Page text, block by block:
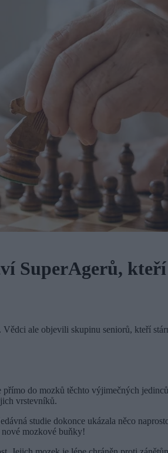
SuperAgerů,
Vědci ale objevili skupinu seniorů, kteří
do mozků těchto výjimečných
vrstevníků.
studie dokonce ukázala něco
mozkové buňky!